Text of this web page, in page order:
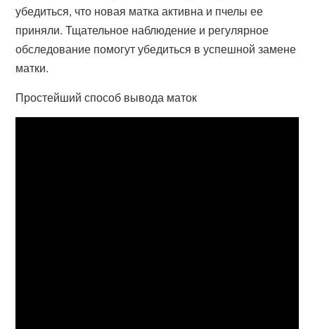
убедиться, что новая матка активна и пчелы ее
приняли. Тщательное наблюдение и регулярное
обследование помогут убедиться в успешной замене
матки.
Простейший способ вывода маток